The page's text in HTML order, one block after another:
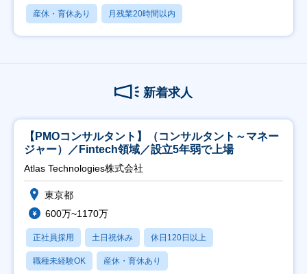
産休・育休あり 月残業20時間以内
新着求人
【PMOコンサルタント】（コンサルタント～マネー
ジャー）／Fintech領域／設立5年弱で上場
Atlas Technologies株式会社
東京都
600万~1170万
正社員採用 土日祝休み 休日120日以上
職種未経験OK 産休・育休あり